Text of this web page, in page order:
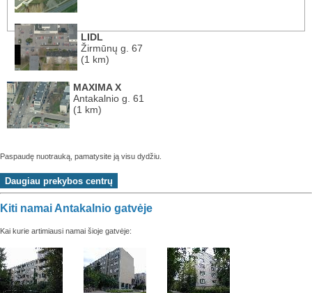
LIDL
Žirmūnų g. 67
(1 km)
MAXIMA X
Antakalnio g. 61
(1 km)
Paspaudę nuotrauką, pamatysite ją visu dydžiu.
Kiti namai Antakalnio gatvėje
Kai kurie artimiausi namai šioje gatvėje: